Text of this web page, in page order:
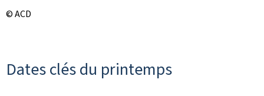
© ACD
Dates clés du printemps